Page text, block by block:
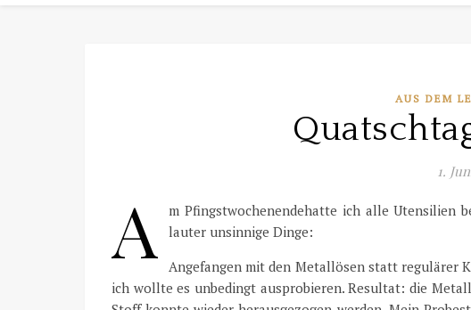
AUS DEM
1.
A
m Pfingstwochenendehatte ich alle Utensilien
lauter unsinnige Dinge:
Angefangen mit den Metallösen statt regulärer
ich wollte es unbedingt ausprobieren. Resultat: die